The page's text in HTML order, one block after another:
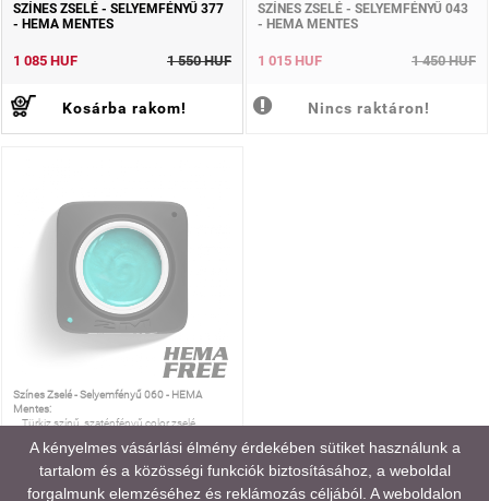
SZÍNES ZSELÉ - SELYEMFÉNYŰ 377
- HEMA MENTES
1 085 HUF 1 550 HUF
Kosárba rakom!
SZÍNES ZSELÉ - SELYEMFÉNYŰ 043
- HEMA MENTES
1 015 HUF 1 450 HUF
Nincs raktáron!
Színes Zselé - Selyemfényű 060 - HEMA
Mentes:
Türkiz színű, szaténfényű color zselé,
SZÍNES ZSELÉ - SELYEMFÉNYŰ 060
- HEMA MENTES
A kényelmes vásárlási élmény érdekében sütiket használunk a
tartalom és a közösségi funkciók biztosításához, a weboldal
forgalmunk elemzéséhez és reklámozás céljából. A weboldalon